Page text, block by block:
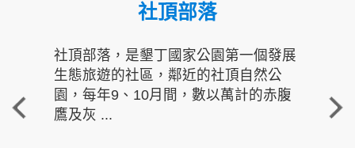
社頂部落
社頂部落，是墾丁國家公園第一個發展
生態旅遊的社區，鄰近的社頂自然公
園，每年9、10月間，數以萬計的赤腹
鷹及灰 ...
重
走進